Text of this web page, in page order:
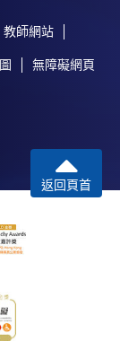
教師網站
無障礙網頁
返回頁首